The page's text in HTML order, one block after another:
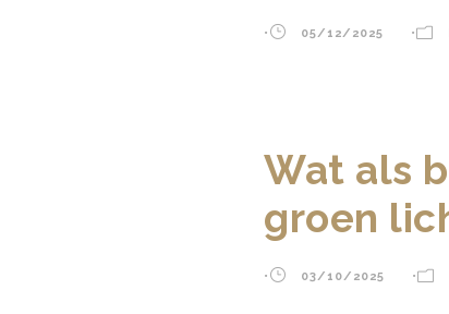
• 05/12/2025 •
Wat als
groen
• 03/10/2025 •